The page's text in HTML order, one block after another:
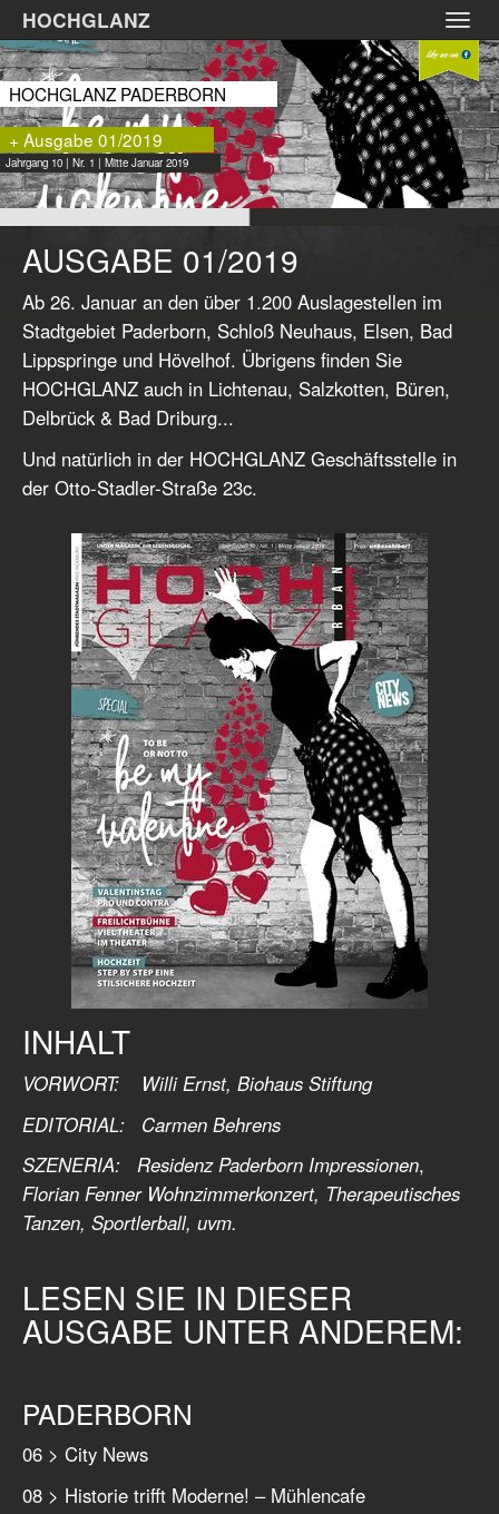
Zum
Hauptinhalt
springen
HOCHGLANZ
HOCHGLANZ PADERBORN
+ Ausgabe 01/2019
Jahrgang 10 | Nr. 1 | Mitte Januar 2019
AUSGABE 01/2019
Ab 26. Januar an den über 1.200 Auslagestellen im
Stadtgebiet Paderborn, Schloß Neuhaus, Elsen, Bad
Lippspringe und Hövelhof. Übrigens finden Sie
HOCHGLANZ auch in Lichtenau, Salzkotten, Büren,
Delbrück & Bad Driburg...
Und natürlich in der HOCHGLANZ Geschäftsstelle in
der Otto-Stadler-Straße 23c.
INHALT
VORWORT: Willi Ernst, Biohaus Stiftung
EDITORIAL:
Carmen Behrens
SZENERIA: Residenz Paderborn Impressionen,
Florian Fenner Wohnzimmerkonzert, Therapeutisches
Tanzen, Sportlerball, uvm.
LESEN SIE IN DIESER
AUSGABE UNTER ANDEREM:
PADERBORN
06 > City News
08 > Historie trifft Moderne! – Mühlencafe